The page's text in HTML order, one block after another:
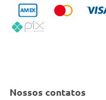
Código de Conduta
Política de Reembolso
Condeclin
Convênio Conlife
Nossos contatos